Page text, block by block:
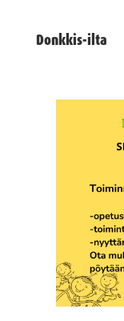
Donkkis-ilta